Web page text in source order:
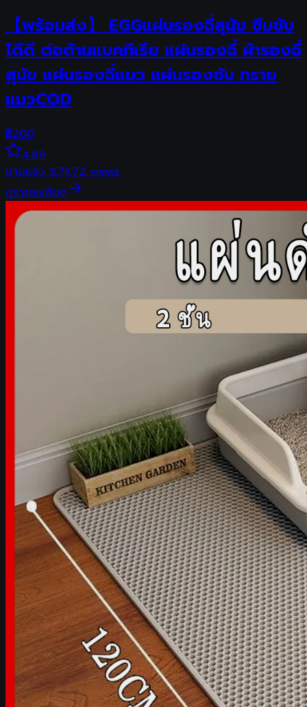
【พร้อมส่ง】 EGGแผ่นรองฉี่สุนัข ซึมซับ
ไดีดี ต่อต้านแบคทีเรีย แผ่นรองฉี่ ผ้ารองฉี่
สุนัข แผ่นรองฉี่แมว แผ่นรองซับ ทราย
แมวCOD
฿200
4.89
ขายแล้ว3.7K72views
ดูรายละเอียด